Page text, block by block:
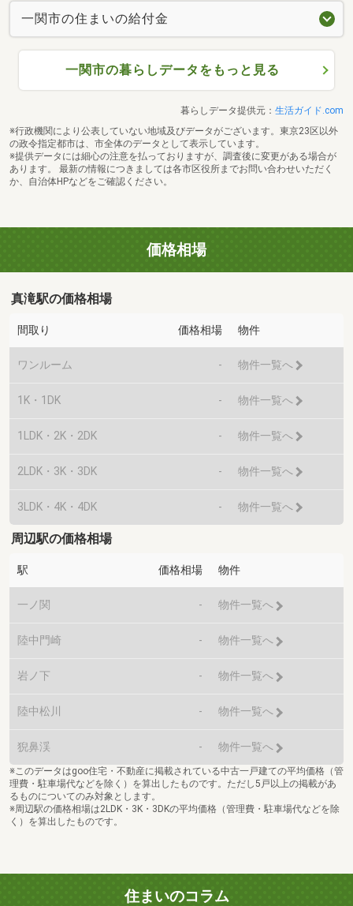
一関市の住まいの給付金
一関市の暮らしデータをもっと見る
暮らしデータ提供元： 生活ガイド.com
※行政機関により公表していない地域及びデータがございます。東京23区以外
の政令指定都市は、市全体のデータとして表示しています。
※提供データには細心の注意を払っておりますが、調査後に変更がある場合が
あります。 最新の情報につきましては各市区役所までお問い合わせいただく
か、自治体HPなどをご確認ください。
価格相場
真滝駅の価格相場
間取り 価格相場 物件
ワンルーム - 物件一覧へ
1K・1DK - 物件一覧へ
1LDK・2K・2DK - 物件一覧へ
2LDK・3K・3DK - 物件一覧へ
3LDK・4K・4DK - 物件一覧へ
周辺駅の価格相場
駅 価格相場 物件
一ノ関 - 物件一覧へ
陸中門崎 - 物件一覧へ
岩ノ下 - 物件一覧へ
陸中松川 - 物件一覧へ
猊鼻渓 - 物件一覧へ
※このデータはgoo住宅・不動産に掲載されている中古一戸建ての平均価格（管
理費・駐車場代などを除く）を算出したものです。ただし5戸以上の掲載があ
るものについてのみ対象とします。
※周辺駅の価格相場は2LDK・3K・3DKの平均価格（管理費・駐車場代などを除
く）を算出したものです。
住まいのコラム